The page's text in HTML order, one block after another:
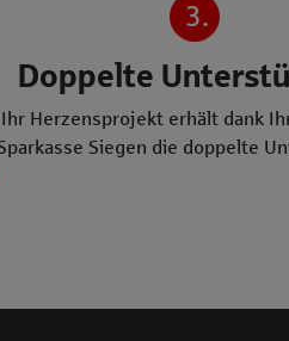
3.
Doppelte
Ihr Herzensprojekt erhält dank
Siegen die doppelte